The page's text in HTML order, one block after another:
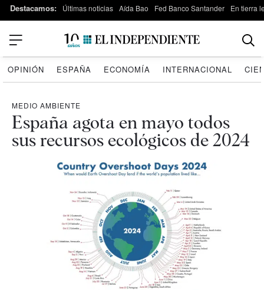
Destacamos: Últimas noticias Aída Bao Fed Banco Santander En tierra
OPINIÓN ESPAÑA ECONOMÍA INTERNACIONAL
MEDIO AMBIENTE
España agota en mayo todos
sus recursos ecológicos de 2024